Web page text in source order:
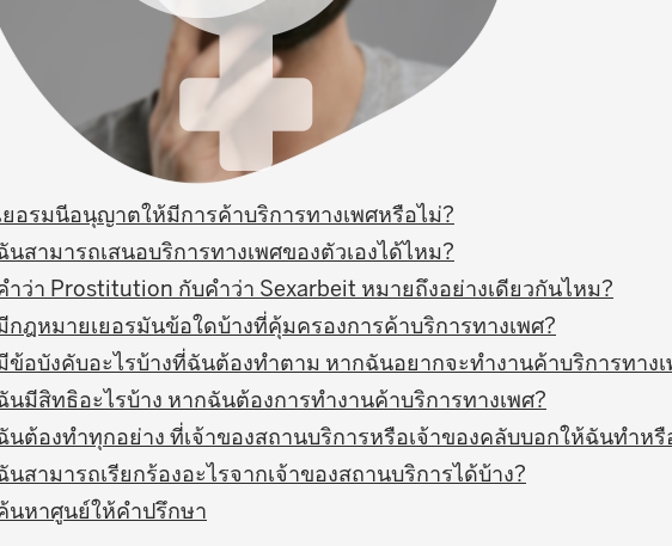
ยอรมนีอนุญาตให้มีการค้าบริการทางเพศหรือไม่?
นสามารถเสนอบริการทางเพศของตัวเองได้ไหม?
ำว่า Prostitution กับคำว่า Sexarbeit หมายถึงอย่างเดียวกันไหม?
กฎหมายเยอรมันข้อใดบ้างที่คุ้มครองการค้าบริการทางเพศ?
ข้อบังคับอะไรบ้างที่ฉันต้องทำตาม หากฉันอยากจะทำงานค้าบริการทางเ
นมีสิทธิอะไรบ้าง หากฉันต้องการทำงานค้าบริการทางเพศ?
นต้องทำทุกอย่าง ที่เจ้าของสถานบริการหรือเจ้าของคลับบอกให้ฉันทำหรื
นสามารถเรียกร้องอะไรจากเจ้าของสถานบริการได้บ้าง?
นหาศูนย์ให้คำปรึกษา